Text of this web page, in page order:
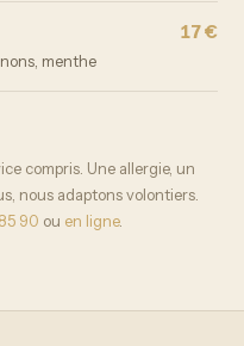
17 €
menthe
compris. Une allergie, un
nous adaptons volontiers.
90 ou en ligne.